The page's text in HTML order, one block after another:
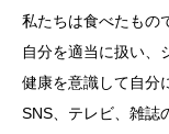
私たちは食べたもの
自分を適当に扱い、
健康を意識して自分
SNS、テレビ、雑誌